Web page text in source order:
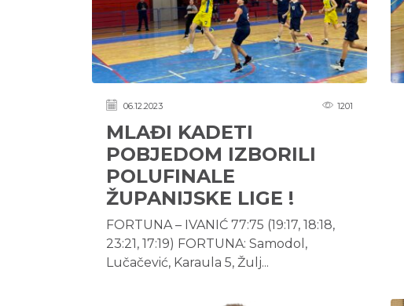
06.12.2023 1201
MLAĐI KADETI
POBJEDOM IZBORILI
POLUFINALE
ŽUPANIJSKE LIGE !
FORTUNA – IVANIĆ 77:75 (19:17, 18:18,
23:21, 17:19) FORTUNA: Samodol,
Lučačević, Karaula 5, Žulj...